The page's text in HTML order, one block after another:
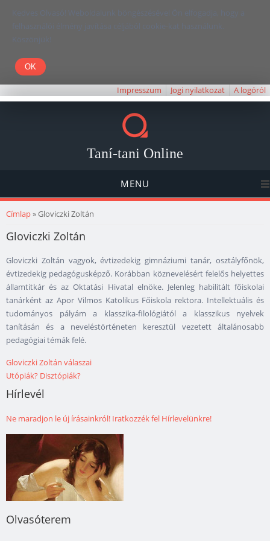
Kedves Olvasó! Weboldalunk böngészésével Ön elfogadja, hogy a
felhasználói élmény javítása céljából cookie-kat használunk.
Köszönjük!
Impresszum Jogi nyilatkozat A logóról
Taní-tani Online
MENU
Jelenlegi hely
Címlap» Gloviczki Zoltán
Gloviczki Zoltán
Gloviczki Zoltán vagyok, évtizedekig gimnáziumi tanár, osztályfőnök,
évtizedekig pedagógusképző. Korábban köznevelésért felelős helyettes
államtitkár és az Oktatási Hivatal elnöke. Jelenleg habilitált főiskolai
tanárként az Apor Vilmos Katolikus Főiskola rektora. Intellektuális és
tudományos pályám a klasszika-filológiától a klasszikus nyelvek
tanításán és a neveléstörténeten keresztül vezetett általánosabb
pedagógiai témák felé.
Gloviczki Zoltán válaszai
Utópiák? Disztópiák?
Hírlevél
Ne maradjon le új írásainkról! Iratkozzék fel Hírlevelünkre!
Olvasóterem